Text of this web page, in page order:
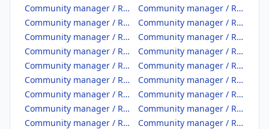
Community manager / Redes sociales en Huelva
Community manager / Redes sociales en Huesca
Community manager / Redes sociales en Jaén
Community manager / Redes sociales en León
Community manager / Redes sociales en Lleida
Community manager / Redes sociales en Lugo
Community manager / Redes sociales en Madrid
Community manager / Redes sociales en Málaga
Community manager / Redes sociales en Melilla
Community manager / Redes sociales en Murcia
Community manager / Redes sociales en Navarra
Community manager / Redes sociales en Ourense
Community manager / Redes sociales en Palencia
Community manager / Redes sociales en Palmas, Las
Community manager / Redes sociales en Pontevedra
Community manager / Redes sociales en Rioja, La
Community manager / Redes sociales en Salamanca
Community manager / Redes sociales en Santa Cruz de Tenerife